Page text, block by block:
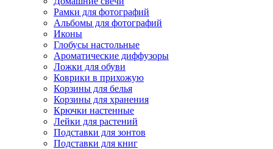
Рамки для фотографий
Альбомы для фотографий
Иконы
Глобусы настольные
Ароматические диффузоры
Ложки для обуви
Коврики в прихожую
Корзины для белья
Корзины для хранения
Крючки настенные
Лейки для растений
Подставки для зонтов
Подставки для книг